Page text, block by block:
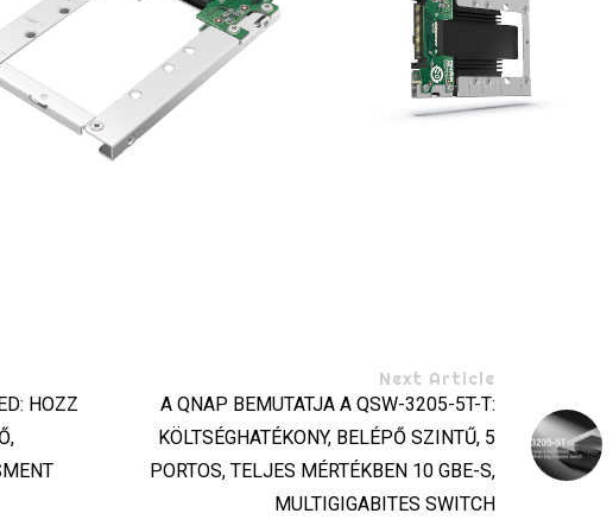
HOZZ
Next Article
A QNAP BEMUTATJA A QSW-3205-5T-T:
KÖLTSÉGHATÉKONY, BELÉPŐ SZINTŰ, 5
PORTOS, TELJES MÉRTÉKBEN 10 GBE-S,
MULTIGIGABITES SWITCH